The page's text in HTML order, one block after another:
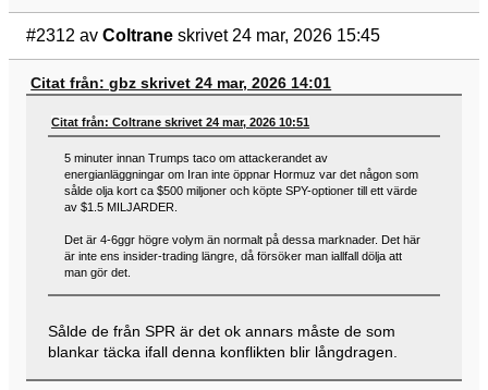
#2312 av Coltrane skrivet 24 mar, 2026 15:45
Citat från: gbz skrivet 24 mar, 2026 14:01
Citat från: Coltrane skrivet 24 mar, 2026 10:51
5 minuter innan Trumps taco om attackerandet av
energianläggningar om Iran inte öppnar Hormuz var det någon som
sålde olja kort ca $500 miljoner och köpte SPY-optioner till ett värde
av $1.5 MILJARDER.
Det är 4-6ggr högre volym än normalt på dessa marknader. Det här
är inte ens insider-trading längre, då försöker man iallfall dölja att
man gör det.
Sålde de från SPR är det ok annars måste de som
blankar täcka ifall denna konflikten blir långdragen.